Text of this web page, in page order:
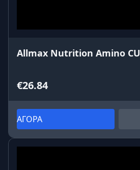
Allmax Nutrition Amino CU
€26.84
ΑΓΟΡΑ